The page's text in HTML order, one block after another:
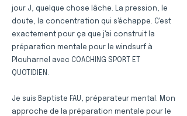
jour J, quelque chose lâche. La pression, le
doute, la concentration qui s'échappe. C'est
exactement pour ça que j'ai construit la
préparation mentale pour le windsurf à
Plouharnel avec COACHING SPORT ET
QUOTIDIEN.
Je suis Baptiste FAU, préparateur mental. Mon
approche de la préparation mentale pour le